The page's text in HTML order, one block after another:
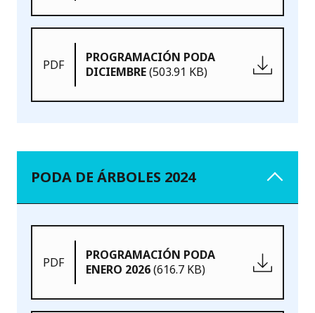
PDF
PROGRAMACIÓN PODA
DICIEMBRE(503.91 KB)
PODA DE ÁRBOLES 2024
PDF
PROGRAMACIÓN PODA
ENERO 2026(616.7 KB)